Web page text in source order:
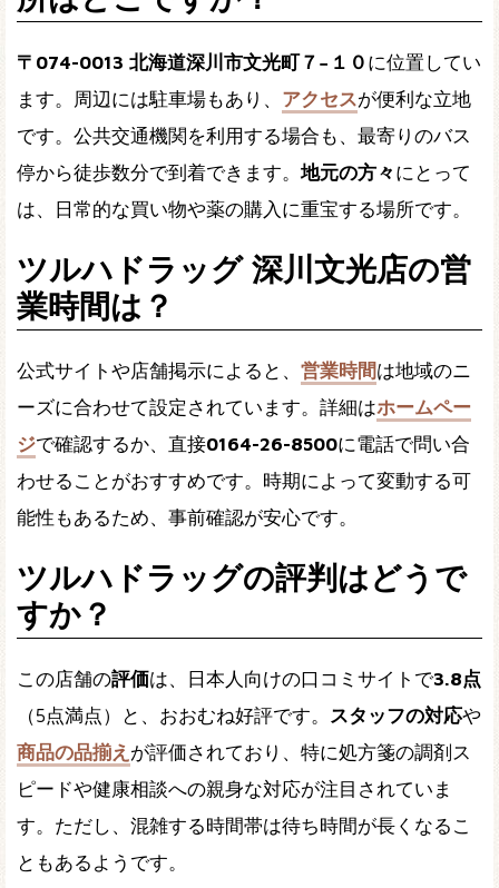
〒074-0013 北海道深川市文光町７−１０ に位置してい
ます。周辺には駐車場もあり、 アクセスが便利な立地
です。公共交通機関を利用する場合も、最寄りのバス
停から徒歩数分で到着できます。 地元の方々 にとって
は、日常的な買い物や薬の購入に重宝する場所です。
ツルハドラッグ 深川文光店の営
業時間は？
公式サイトや店舗掲示によると、 営業時間は地域のニ
ーズに合わせて設定されています。詳細はホームペー
ジで確認するか、直接0164-26-8500に電話で問い合
わせることがおすすめです。時期によって変動する可
能性もあるため、事前確認が安心です。
ツルハドラッグの評判はどうで
すか？
この店舗の評価は、日本人向けの口コミサイトで3.8点
（5点満点）と、おおむね好評です。 スタッフの対応や
商品の品揃え が評価されており、特に処方箋の調剤ス
ピードや健康相談への親身な対応が注目されていま
す。ただし、混雑する時間帯は待ち時間が長くなるこ
ともあるようです。